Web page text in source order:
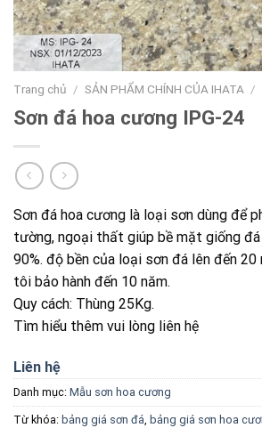
Trang chủ / SẢN PHẨM CHÍNH CỦA IHATA /
Sơn đá hoa cương IPG-24
Sơn đá hoa cương là loại sơn dùng để
tường, ngoại thất giúp bề mặt giống
90%. độ bền của loại sơn đá lên đến 20
tôi bảo hành đến 10 năm.
Quy cách: Thùng 25Kg.
Tìm hiểu thêm vui lòng liên hệ
Liên hệ
Danh mục: Mẫu sơn hoa cương
Từ khóa: bảng giá sơn đá, bảng giá sơn hoa